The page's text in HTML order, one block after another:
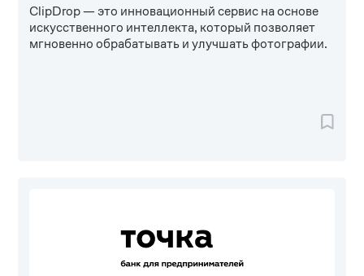
ClipDrop — это инновационный сервис на основе
искусственного интеллекта, который позволяет
мгновенно обрабатывать и улучшать фотографии.